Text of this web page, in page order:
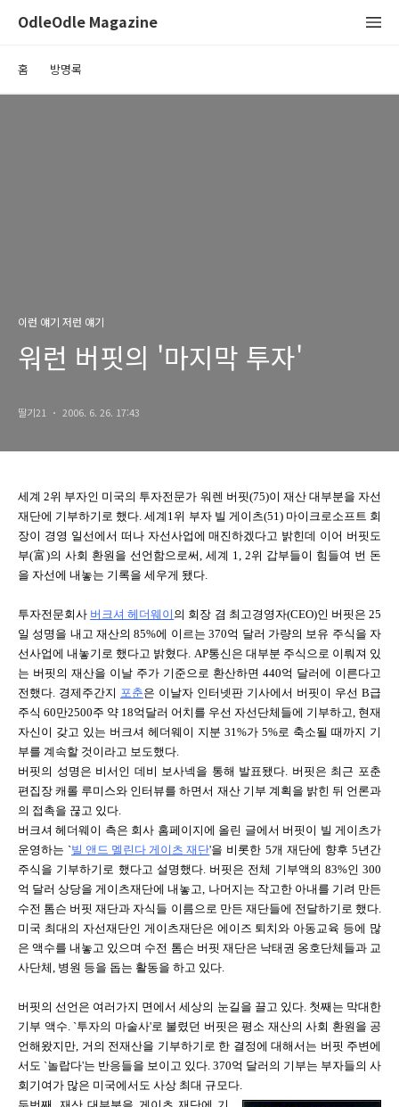
OdleOdle Magazine
홈 방명록
이런 얘기 저런 얘기
워런 버핏의 '마지막 투자'
딸기21 2006. 6. 26. 17:43
세계 2위 부자인 미국의 투자전문가 워렌 버핏(75)이 재산 대부분을 자선
재단에 기부하기로 했다. 세계1위 부자 빌 게이츠(51) 마이크로소프트 회
장이 경영 일선에서 떠나 자선사업에 매진하겠다고 밝힌데 이어 버핏도
부(富)의 사회 환원을 선언함으로써, 세계 1, 2위 갑부들이 힘들여 번 돈
을 자선에 내놓는 기록을 세우게 됐다.
투자전문회사 버크셔 헤더웨이 의 회장 겸 최고경영자(CEO)인 버핏은 25
일 성명을 내고 재산의 85%에 이르는 370억 달러 가량의 보유 주식을 자
선사업에 내놓기로 했다고 밝혔다. AP통신은 대부분 주식으로 이뤄져 있
는 버핏의 재산을 이날 주가 기준으로 환산하면 440억 달러에 이른다고
전했다. 경제주간지 포춘은 이날자 인터넷판 기사에서 버핏이 우선 B급
주식 60만2500주 약 18억달러 어치를 우선 자선단체들에 기부하고, 현재
자신이 갖고 있는 버크셔 헤더웨이 지분 31%가 5%로 축소될 때까지 기
부를 계속할 것이라고 보도했다.
버핏의 성명은 비서인 데비 보사넥을 통해 발표됐다. 버핏은 최근 포춘
편집장 캐롤 루미스와 인터뷰를 하면서 재산 기부 계획을 밝힌 뒤 언론과
의 접촉을 끊고 있다.
버크셔 헤더웨이 측은 회사 홈페이지에 올린 글에서 버핏이 빌 게이츠가
운영하는 `빌 앤드 멜린다 게이츠 재단'을 비롯한 5개 재단에 향후 5년간
주식을 기부하기로 했다고 설명했다. 버핏은 전체 기부액의 83%인 300
억 달러 상당을 게이츠재단에 내놓고, 나머지는 작고한 아내를 기려 만든
수전 톰슨 버핏 재단과 자식들 이름으로 만든 재단들에 전달하기로 했다.
미국 최대의 자선재단인 게이츠재단은 에이즈 퇴치와 아동교육 등에 많
은 액수를 내놓고 있으며 수전 톰슨 버핏 재단은 낙태권 옹호단체들과 교
사단체, 병원 등을 돕는 활동을 하고 있다.
버핏의 선언은 여러가지 면에서 세상의 눈길을 끌고 있다. 첫째는 막대한
기부 액수. `투자의 마술사'로 불렸던 버핏은 평소 재산의 사회 환원을 공
언해왔지만, 거의 전재산을 기부하기로 한 결정에 대해서는 버핏 주변에
서도 `놀랍다'는 반응들을 보이고 있다. 370억 달러의 기부는 부자들의 사
회기여가 많은 미국에서도 사상 최대 규모다.